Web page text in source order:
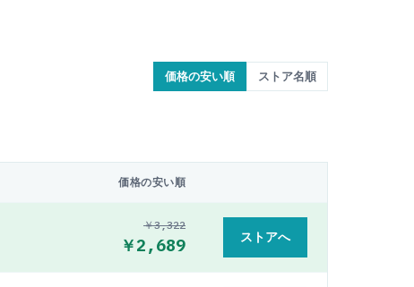
価格の安い順 ストア名順
価格の安い順
￥3,322
￥2,689 ストアへ